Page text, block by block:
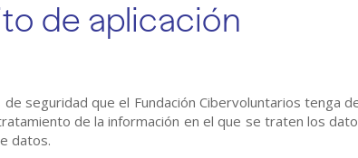
de aplicación
de seguridad que el Fundación Cibervoluntarios
de la información en el que se traten los
datos.